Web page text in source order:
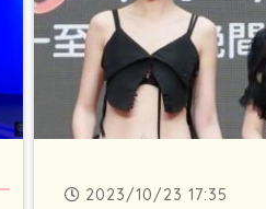
2023/10/23 17:35